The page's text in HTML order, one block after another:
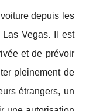
depuis les
Vegas. Il est
et de prévoir
pleinement de
étrangers, un